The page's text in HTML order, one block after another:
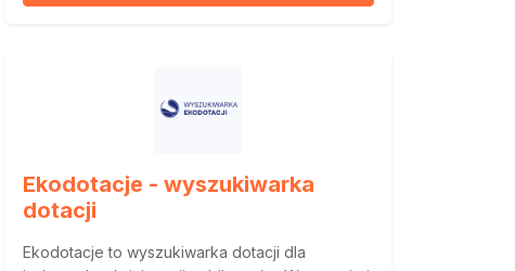
Ekodotacje - wyszukiwarka
dotacji
Ekodotacje to wyszukiwarka dotacji dla